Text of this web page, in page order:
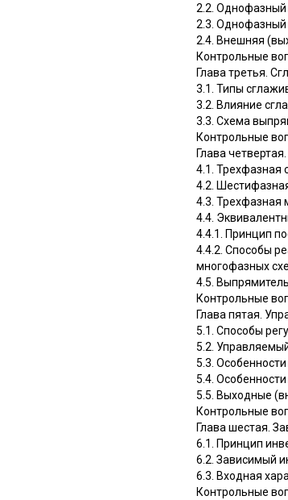
2.2. Однофазный
2.3. Однофазный
2.4. Внешняя
Контрольные
Глава третья.
3.1. Типы
3.2. Влияние
3.3. Схема
Контрольные
Глава
4.1. Трехфазная
4.2.
4.3. Трехфазная
4.4.
4.4.1. Принцип
4.4.2. Способы
многофазных
4.5.
Контрольные
Глава пятая.
5.1. Способы
5.2.
5.3.
5.4.
5.5. Выходные
Контрольные
Глава шестая.
6.1. Принцип
6.2. Зависимый
6.3. Входная
Контрольные